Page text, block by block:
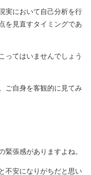
実において自己分析を行
を見直すタイミングであ
ってはいませんでしょう
ご自身を客観的に見てみ
緊張感がありますよね。
不安になりがちだと思い